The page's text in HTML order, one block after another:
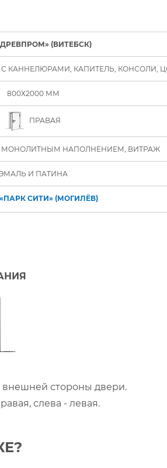
(ВИТЕБСК)
КАПИТЕЛЬ, КОНСОЛИ,
800Х2000 ММ
ПРАВАЯ
МОНОЛИТНЫМ НАПОЛНЕНИЕМ, ВИТРАЖ
И ПАТИНА
СИТИ» (МОГИЛЁВ)
внешней стороны двери.
слева - левая.